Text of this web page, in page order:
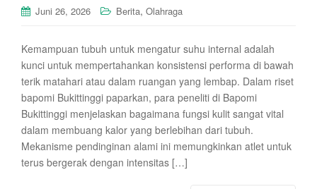
Juni 26, 2026 Berita, Olahraga
Kemampuan tubuh untuk mengatur suhu internal adalah
kunci untuk mempertahankan konsistensi performa di bawah
terik matahari atau dalam ruangan yang lembap. Dalam riset
bapomi Bukittinggi paparkan, para peneliti di Bapomi
Bukittinggi menjelaskan bagaimana fungsi kulit sangat vital
dalam membuang kalor yang berlebihan dari tubuh.
Mekanisme pendinginan alami ini memungkinkan atlet untuk
terus bergerak dengan intensitas […]